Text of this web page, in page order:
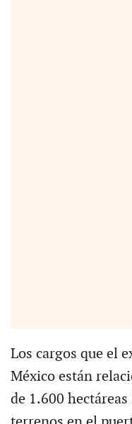
Los cargos que el
México están
de 1.600